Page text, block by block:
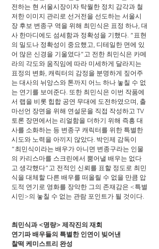
전하는 현 서울시장이자 탁월한 정치 감각과 철
저한 이미지 관리로 선거전을 선도하는 서울시
장 후보 변종구 역을 위해 최민식은 표정 하나, 대
사 한마디에도 섬세함과 정확성을 기했다. “표현
의 밀도나 정확성이 중요했고, 디테일한 면에 있
어 많은 신경을 기울였다”고 전한 최민식은 카메
라의 각도와 움직임에 따라 미세하게 달라지는
표정의 변화, 캐릭터의 감정을 분명하게 짚어주
는 대사의 뉘앙스와 톤까지 어느 하나 놓칠 수 없
는 연기를 보여준다. 또한 최민식은 이번 작품에
서 랩을 비롯 힙합 공연 무대에 도전하였으며, 출
마선언 장면을 위해 연설문을 직접 작성하고 TV
토론 장면에서는 리얼함을 더하기 위해 즉흥 대
사를 소화하는 등 변종구 캐릭터를 위한 특별한
시도와 노력을 아끼지 않았다. 박인제 감독이
“최민식이라는 배우가 아니면 변종구라는 인물
의 카리스마를 스크린에서 뿜어낼 배우는 없다
고 생각했다”고 전적인 신뢰를 표할 정도로 최민
식을 대체할 다른 배우를 떠올릴 수 없을 만큼 압
도적 연기로 영화를 장악한 그의 존재감은 <특별
시민>의 놓칠 수 없는 관람 포인트가 될 것이다.
최민식과 <명량> 제작진의 재회
연기파 배우들의 특별한 인연이 빚어낸
찰떡 케미스트리 완성